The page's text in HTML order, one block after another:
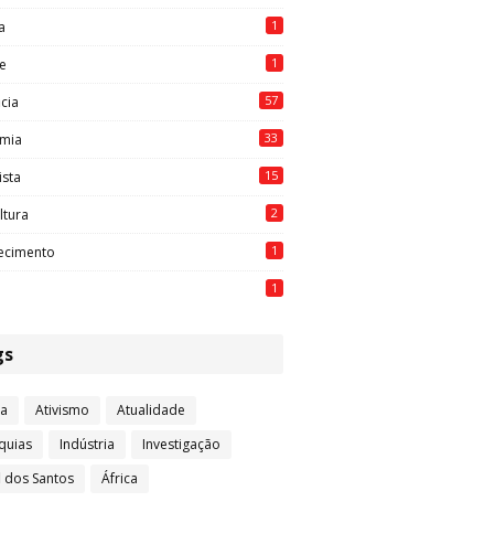
1
1
57
33
15
2
1
1
Ativismo
Atualidade
Indústria
Investigação
dos Santos
África